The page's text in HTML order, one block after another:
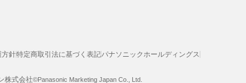
方針特定商取引法に基づく表記パナソニックホールディングス
株式会社©Panasonic Marketing Japan Co., Ltd.